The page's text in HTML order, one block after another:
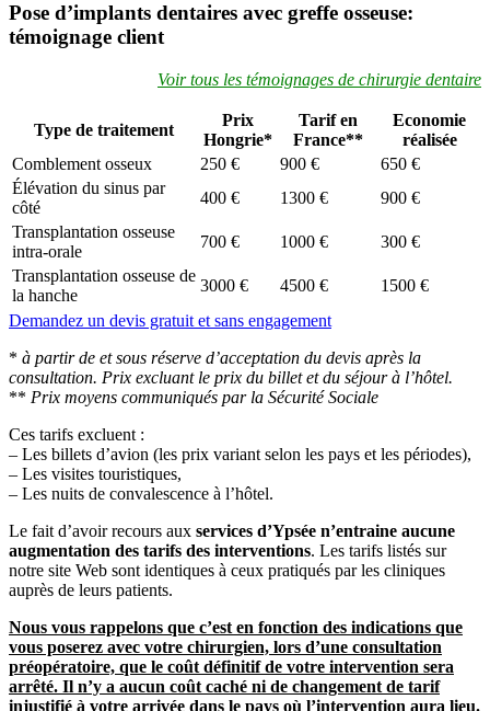
Pose d’implants dentaires avec greffe osseuse:
témoignage client
Voir tous les témoignages de chirurgie dentaire
Type de traitement
Prix
Hongrie*
Tarif en
France**
Economie
réalisée
Comblement osseux
250 € 900 €
650 €
Élévation du sinus par
côté
400 € 1300 €
900 €
Transplantation osseuse
intra-orale
700 € 1000 €
300 €
Transplantation osseuse de
la hanche
3000 € 4500 €
1500 €
Demandez un devis gratuit et sans engagement
* à partir de et sous réserve d’acceptation du devis après la
consultation. Prix excluant le prix du billet et du séjour à l’hôtel.
** Prix moyens communiqués par la Sécurité Sociale
Ces tarifs excluent :
– Les billets d’avion (les prix variant selon les pays et les périodes),
– Les visites touristiques,
– Les nuits de convalescence à l’hôtel.
Le fait d’avoir recours aux services d’Ypsée n’entraine aucune
augmentation des tarifs des interventions. Les tarifs listés sur
notre site Web sont identiques à ceux pratiqués par les cliniques
auprès de leurs patients.
Nous vous rappelons que c’est en fonction des indications que
vous poserez avec votre chirurgien, lors d’une consultation
préopératoire, que le coût définitif de votre intervention sera
arrêté. Il n’y a aucun coût caché ni de changement de tarif
injustifié à votre arrivée dans le pays où l’intervention aura lieu.